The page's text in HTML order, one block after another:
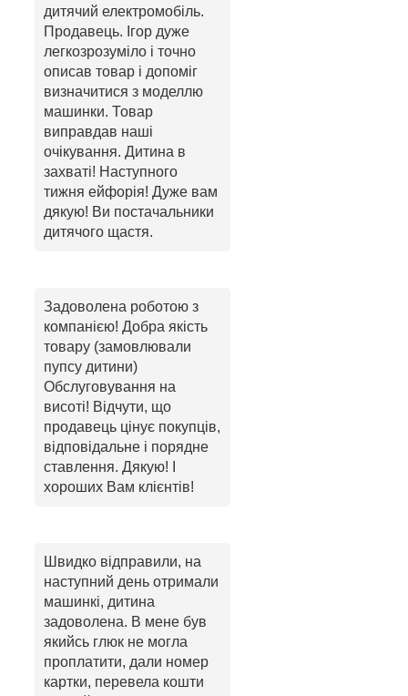
дитячий електромобіль.
Продавець. Ігор дуже
легкозрозуміло і точно
описав товар і допоміг
визначитися з моделлю
машинки. Товар
виправдав наші
очікування. Дитина в
захваті! Наступного
тижня ейфорія! Дуже вам
дякую! Ви постачальники
дитячого щастя.
Задоволена роботою з
компанією! Добра якість
товару (замовлювали
пупсу дитини)
Обслуговування на
висоті! Відчути, що
продавець цінує покупців,
відповідальне і порядне
ставлення. Дякую! І
хороших Вам клієнтів!
Швидко відправили, на
наступний день отримали
машинкі, дитина
задоволена. В мене був
якийсь глюк не могла
проплатити, дали номер
картки, перевела кошти